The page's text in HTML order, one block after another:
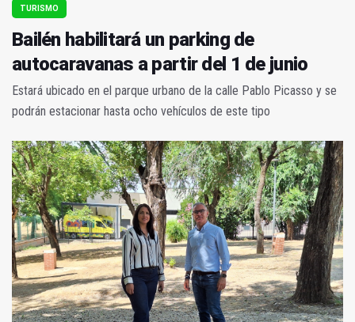
TURISMO
Bailén habilitará un parking de
autocaravanas a partir del 1 de junio
Estará ubicado en el parque urbano de la calle Pablo Picasso y se
podrán estacionar hasta ocho vehículos de este tipo